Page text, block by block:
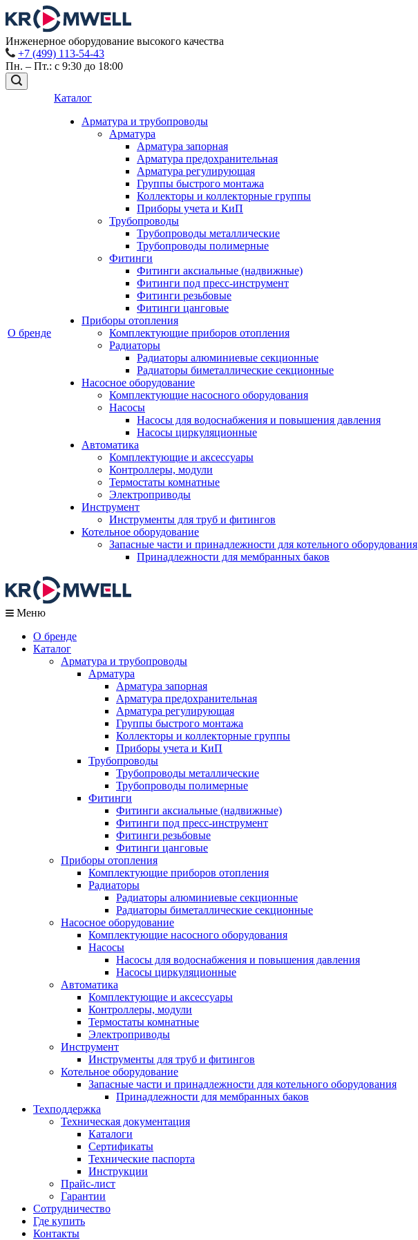
Инженерное оборудование высокого качества
+7 (499) 113-54-43
Пн. – Пт.: с 9:30 до 18:00
О бренде
Каталог
Арматура и трубопроводы
Арматура
Арматура запорная
Арматура предохранительная
Арматура регулирующая
Группы быстрого монтажа
Коллекторы и коллекторные группы
Приборы учета и КиП
Трубопроводы
Трубопроводы металлические
Трубопроводы полимерные
Фитинги
Фитинги аксиальные (надвижные)
Фитинги под пресс-инструмент
Фитинги резьбовые
Фитинги цанговые
Приборы отопления
Комплектующие приборов отопления
Радиаторы
Радиаторы алюминиевые секционные
Радиаторы биметаллические секционные
Насосное оборудование
Комплектующие насосного оборудования
Насосы
Насосы для водоснабжения и повышения давления
Насосы циркуляционные
Автоматика
Комплектующие и аксессуары
Контроллеры, модули
Термостаты комнатные
Электроприводы
Инструмент
Инструменты для труб и фитингов
Котельное оборудование
Запасные части и принадлежности для котельного оборудования
Принадлежности для мембранных баков
Меню
О бренде
Каталог
Арматура и трубопроводы
Арматура
Арматура запорная
Арматура предохранительная
Арматура регулирующая
Группы быстрого монтажа
Коллекторы и коллекторные группы
Приборы учета и КиП
Трубопроводы
Трубопроводы металлические
Трубопроводы полимерные
Фитинги
Фитинги аксиальные (надвижные)
Фитинги под пресс-инструмент
Фитинги резьбовые
Фитинги цанговые
Приборы отопления
Комплектующие приборов отопления
Радиаторы
Радиаторы алюминиевые секционные
Радиаторы биметаллические секционные
Насосное оборудование
Комплектующие насосного оборудования
Насосы
Насосы для водоснабжения и повышения давления
Насосы циркуляционные
Автоматика
Комплектующие и аксессуары
Контроллеры, модули
Термостаты комнатные
Электроприводы
Инструмент
Инструменты для труб и фитингов
Котельное оборудование
Запасные части и принадлежности для котельного оборудования
Принадлежности для мембранных баков
Техподдержка
Техническая документация
Каталоги
Сертификаты
Технические паспорта
Инструкции
Прайс-лист
Гарантии
Сотрудничество
Где купить
Контакты